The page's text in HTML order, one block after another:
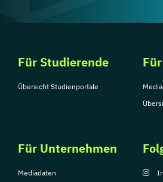
Für Studierende
Übersicht Studienportale
Für Unternehmen
Mediadaten